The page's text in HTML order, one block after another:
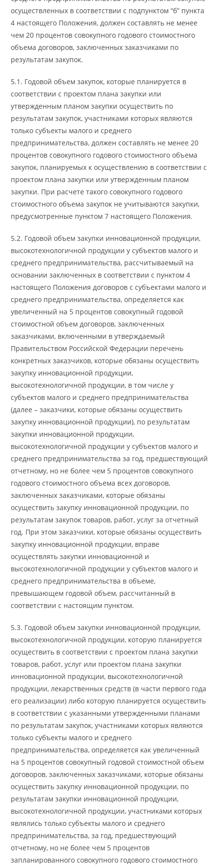
осуществленных в соответствии с подпунктом “б” пункта
4 настоящего Положения, должен составлять не менее
чем 20 процентов совокупного годового стоимостного
объема договоров, заключенных заказчиками по
результатам закупок.
5.1. Годовой объем закупок, которые планируется в
соответствии с проектом плана закупки или
утвержденным планом закупки осуществить по
результатам закупок, участниками которых являются
только субъекты малого и среднего
предпринимательства, должен составлять не менее 20
процентов совокупного годового стоимостного объема
закупок, планируемых к осуществлению в соответствии с
проектом плана закупки или утвержденным планом
закупки. При расчете такого совокупного годового
стоимостного объема закупок не учитываются закупки,
предусмотренные пунктом 7 настоящего Положения.
5.2. Годовой объем закупки инновационной продукции,
высокотехнологичной продукции у субъектов малого и
среднего предпринимательства, рассчитываемый на
основании заключенных в соответствии с пунктом 4
настоящего Положения договоров с субъектами малого и
среднего предпринимательства, определяется как
увеличенный на 5 процентов совокупный годовой
стоимостной объем договоров, заключенных
заказчиками, включенными в утверждаемый
Правительством Российской Федерации перечень
конкретных заказчиков, которые обязаны осуществить
закупку инновационной продукции,
высокотехнологичной продукции, в том числе у
субъектов малого и среднего предпринимательства
(далее – заказчики, которые обязаны осуществить
закупку инновационной продукции), по результатам
закупки инновационной продукции,
высокотехнологичной продукции у субъектов малого и
среднего предпринимательства за год, предшествующий
отчетному, но не более чем 5 процентов совокупного
годового стоимостного объема всех договоров,
заключенных заказчиками, которые обязаны
осуществить закупку инновационной продукции, по
результатам закупок товаров, работ, услуг за отчетный
год. При этом заказчики, которые обязаны осуществить
закупку инновационной продукции, вправе
осуществлять закупки инновационной и
высокотехнологичной продукции у субъектов малого и
среднего предпринимательства в объеме,
превышающем годовой объем, рассчитанный в
соответствии с настоящим пунктом.
5.3. Годовой объем закупки инновационной продукции,
высокотехнологичной продукции, которую планируется
осуществить в соответствии с проектом плана закупки
товаров, работ, услуг или проектом плана закупки
инновационной продукции, высокотехнологичной
продукции, лекарственных средств (в части первого года
его реализации) либо которую планируется осуществить
в соответствии с указанными утвержденными планами
по результатам закупок, участниками которых являются
только субъекты малого и среднего
предпринимательства, определяется как увеличенный
на 5 процентов совокупный годовой стоимостной объем
договоров, заключенных заказчиками, которые обязаны
осуществить закупку инновационной продукции, по
результатам закупки инновационной продукции,
высокотехнологичной продукции, участниками которых
являлись только субъекты малого и среднего
предпринимательства, за год, предшествующий
отчетному, но не более чем 5 процентов
запланированного совокупного годового стоимостного